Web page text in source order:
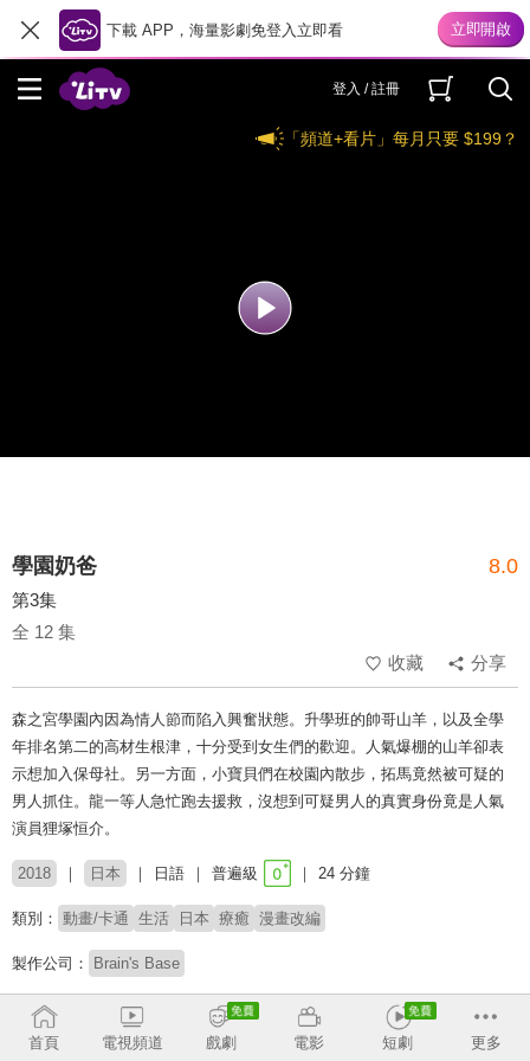
下載 APP，海量影劇免登入立即看
登入 / 註冊
「頻道+看片」每月只要 $199？
學園奶爸 8.0
第3集
全 12 集
收藏
分享
森之宮學園內因為情人節而陷入興奮狀態。升學班的帥哥山羊，以及全學
年排名第二的高材生根津，十分受到女生們的歡迎。人氣爆棚的山羊卻表
示想加入保母社。另一方面，小寶貝們在校園內散步，拓馬竟然被可疑的
男人抓住。龍一等人急忙跑去援救，沒想到可疑男人的真實身份竟是人氣
演員狸塚恒介。
2018 日本 日語 普遍級 24 分鐘
類別： 動畫/卡通 生活 日本 療癒 漫畫改編
製作公司： Brain's Base
導演： 森下柊聖
配音： 西山宏太朗 古木望 梅原裕一郎 明坂聰美 三瓶由布子 小原好美
首頁 電視頻道 戲劇 電影 短劇 更多